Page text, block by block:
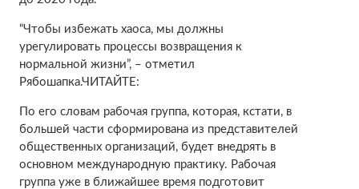
“Чтобы избежать хаоса, мы должны
урегулировать процессы возвращения к
нормальной жизни”, – отметил
Рябошапка.ЧИТАЙТЕ:
По его словам рабочая группа, которая, кстати, в
большей части сформирована из представителей
общественных организаций, будет внедрять в
основном международную практику. Рабочая
группа уже в ближайшее время подготовит